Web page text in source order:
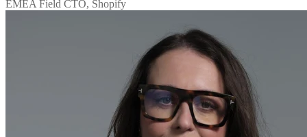
EMEA Field CTO, Shopify